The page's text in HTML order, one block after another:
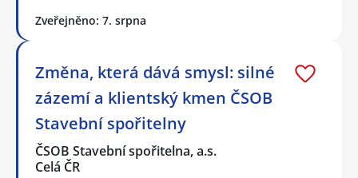
Zveřejněno: 7. srpna
Změna, která dává smysl: silné
zázemí a klientský kmen ČSOB
Stavební spořitelny
ČSOB Stavební spořitelna, a.s.
Celá ČR